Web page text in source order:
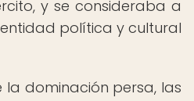
y se consideraba a
política y cultural
dominación persa, las